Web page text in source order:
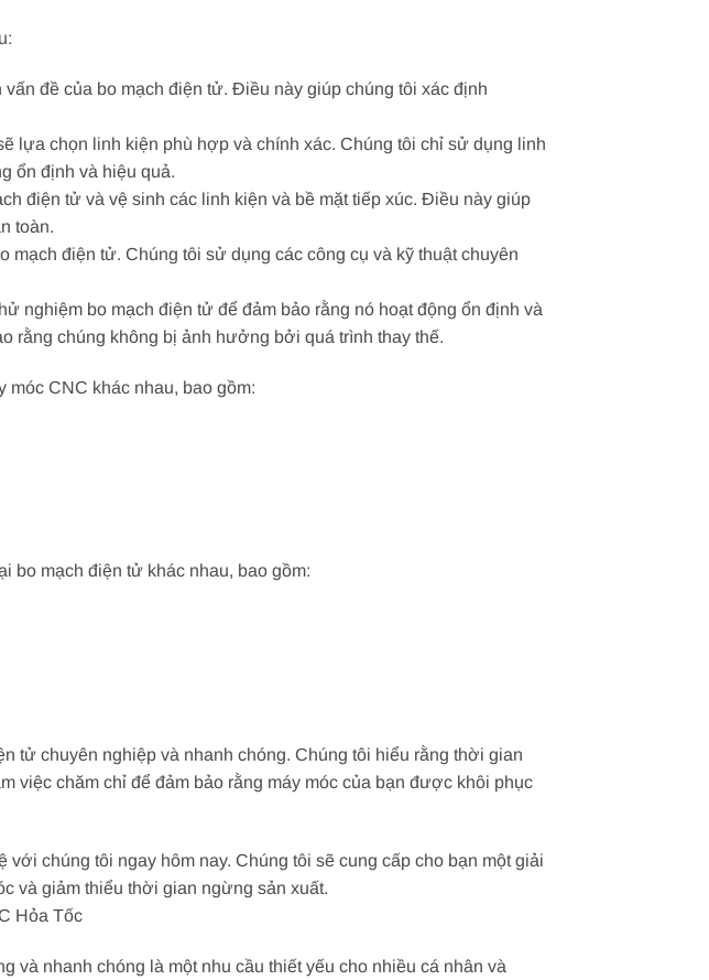
đề của bo mạch điện tử. Điều này giúp chúng tôi xác định
lựa chọn linh kiện phù hợp và chính xác. Chúng tôi chỉ sử dụng linh
ổn định và hiệu quả.
điện tử và vệ sinh các linh kiện và bề mặt tiếp xúc. Điều này giúp
toàn.
điện tử. Chúng tôi sử dụng các công cụ và kỹ thuật chuyên
nghiệm bo mạch điện tử để đảm bảo rằng nó hoạt động ổn định và
rằng chúng không bị ảnh hưởng bởi quá trình thay thế.
móc CNC khác nhau, bao gồm:
bo mạch điện tử khác nhau, bao gồm:
tử chuyên nghiệp và nhanh chóng. Chúng tôi hiểu rằng thời gian
việc chăm chỉ để đảm bảo rằng máy móc của bạn được khôi phục
chúng tôi ngay hôm nay. Chúng tôi sẽ cung cấp cho bạn một giải
và giảm thiểu thời gian ngừng sản xuất.
Hỏa Tốc
và nhanh chóng là một nhu cầu thiết yếu cho nhiều cá nhân và